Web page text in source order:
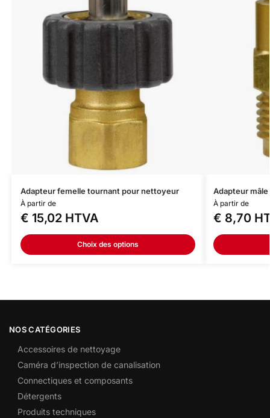
Adapteur femelle tournant pour nettoyeur
À partir de
€ 15,02HTVA
Choix des options
Adapteur
À partir de
€ 8,70
NOS CATÉGORIES
Accessoires de nettoyage
Caméra d’inspection de canalisation
Connectiques et composants
Détergents
Produits techniques